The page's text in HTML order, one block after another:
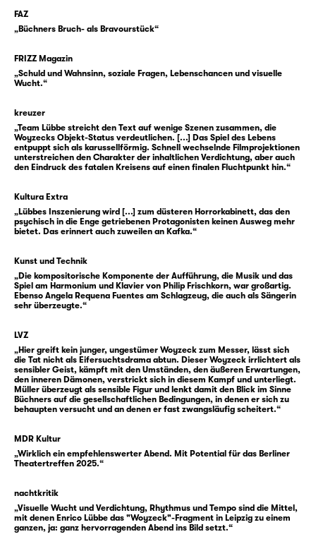
nie. Den anderen nicht, und ihm auch nicht.
Immerzu aber gibt es auch die Stimmen in
Woyzecks Kopf, die ihm noch ganz andere
Dinge einsagen, die er tun soll. Das Karussell
unter einem großen Mond, der rot ist „wie ein
blutig Eisen“. Ruhe gibt es kaum für
Woyzeck. Aber wenn er zur Ruhe kommt, sind
da immer noch diese Stimmen, dann flüstert
Stimmen erzählen ihm auch vom
Tambourmajor, der es auf Marie abgesehen
habe.
Woyzeck versucht zu fliehen. Den
Hauptmann, den Doktor und diese Stimmen.
Aber sie holen ihn ein. Und Marie wird
eingeholt von Woyzecks Eifersucht. „Der
1821 erstach Johann Christian Woyzeck seine
Geliebte, die Witwe Woost, in der Leipziger
Vorstadt. Er war bereits in Leipzig in die
Lehre gegangen, und nach Jahren als
Napoleonischen Befreiungskriege in Armeen
verschiedenster Staaten verbracht hatte, war
Georg Büchner wurde, neben vielen anderen,
durch Berichte auf den Leipziger Fall
aufmerksam, der drei Jahre verhandelt und
FAZ
„Büchners Bruch- als Bravourstück“
FRIZZ Magazin
„Schuld und Wahnsinn, soziale Fragen, Lebenschancen und visuelle
Wucht.“
kreuzer
„Team Lübbe streicht den Text auf wenige Szenen zusammen, die
Woyzecks Objekt-Status verdeutlichen. [...] Das Spiel des Lebens
entpuppt sich als karussellförmig. Schnell wechselnde Filmprojektionen
unterstreichen den Charakter der inhaltlichen Verdichtung, aber auch
den Eindruck des fatalen Kreisens auf einen finalen Fluchtpunkt hin.“
Kultura Extra
„Lübbes Inszenierung wird [...] zum düsteren Horrorkabinett, das den
psychisch in die Enge getriebenen Protagonisten keinen Ausweg mehr
bietet. Das erinnert auch zuweilen an Kafka.“
Kunst und Technik
„Die kompositorische Komponente der Aufführung, die Musik und das
Spiel am Harmonium und Klavier von Philip Frischkorn, war großartig.
Ebenso Angela Requena Fuentes am Schlagzeug, die auch als Sängerin
sehr überzeugte.“
LVZ
„Hier greift kein junger, ungestümer Woyzeck zum Messer, lässt sich
die Tat nicht als Eifersuchtsdrama abtun. Dieser Woyzeck irrlichtert als
sensibler Geist, kämpft mit den Umständen, den äußeren Erwartungen,
den inneren Dämonen, verstrickt sich in diesem Kampf und unterliegt.
Müller überzeugt als sensible Figur und lenkt damit den Blick im Sinne
Büchners auf die gesellschaftlichen Bedingungen, in denen er sich zu
behaupten versucht und an denen er fast zwangsläufig scheitert.“
MDR Kultur
„Wirklich ein empfehlenswerter Abend. Mit Potential für das Berliner
Theatertreffen 2025.“
nachtkritik
„Visuelle Wucht und Verdichtung, Rhythmus und Tempo sind die Mittel,
mit denen Enrico Lübbe das "Woyzeck"-Fragment in Leipzig zu einem
ganzen, ja: ganz hervorragenden Abend ins Bild setzt.“